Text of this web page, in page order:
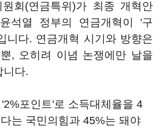
회(연금특위)가 최종 개혁안
석열 정부의 연금개혁이 '구
니다. 연금개혁 시기와 방향은
, 오히려 이념 논쟁에만 날을
니다.
포인트'로 소득대체율을 4
는 국민의힘과 45%는 돼야